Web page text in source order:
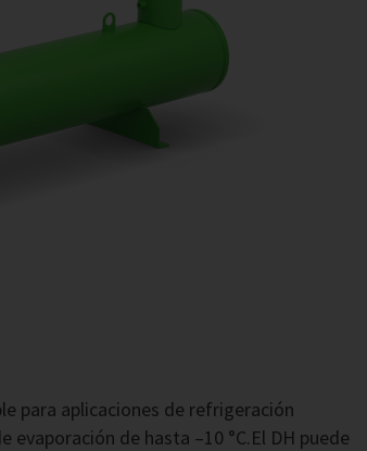
para aplicaciones de refrigeración
de hasta –10 °C.El DH puede